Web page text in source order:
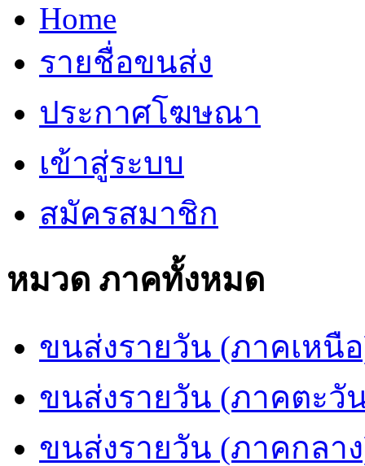
Home
รายชื่อขนส่ง
ประกาศโฆษณา
เข้าสู่ระบบ
สมัครสมาชิก
หมวด ภาคทั้งหมด
ขนส่งรายวัน (ภาคเหนื
ขนส่งรายวัน (ภาคตะวั
ขนส่งรายวัน (ภาคกลา